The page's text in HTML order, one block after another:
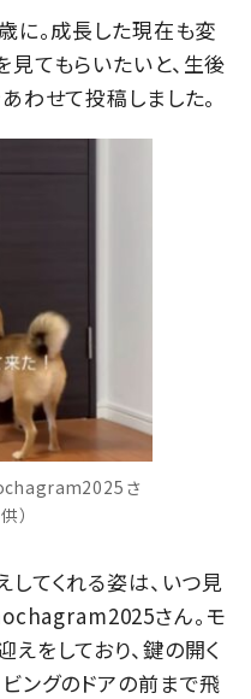
に。成長した現在も変
てもらいたいと、生後
わせて投稿しました。
さ
）
てくれる姿は、いつ見
さん。モ
をしており、鍵の開く
ングのドアの前まで飛